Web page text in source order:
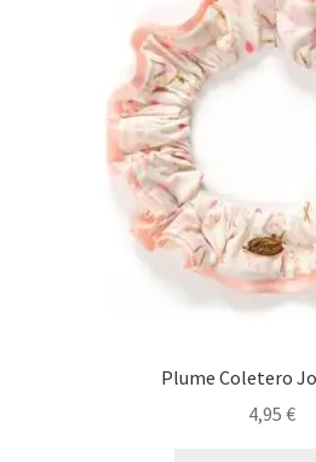
Plume Coletero
4,95 €